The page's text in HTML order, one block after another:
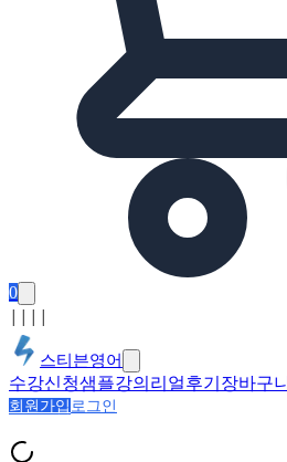
0
스티븐영어
수강신청샘플강의 리얼후기 장바구니
회원가입 로그인